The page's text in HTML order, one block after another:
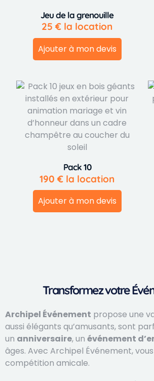
Jeu de la grenouille
25 € la location
Ajouter à mon devis
Pack 10
190 € la location
Ajouter à mon devis
Transformez votre
Archipel Événement propose une
aussi élégants qu’amusants, sont
un anniversaire, un événement
âges. Avec Archipel Événement,
compétition amicale.